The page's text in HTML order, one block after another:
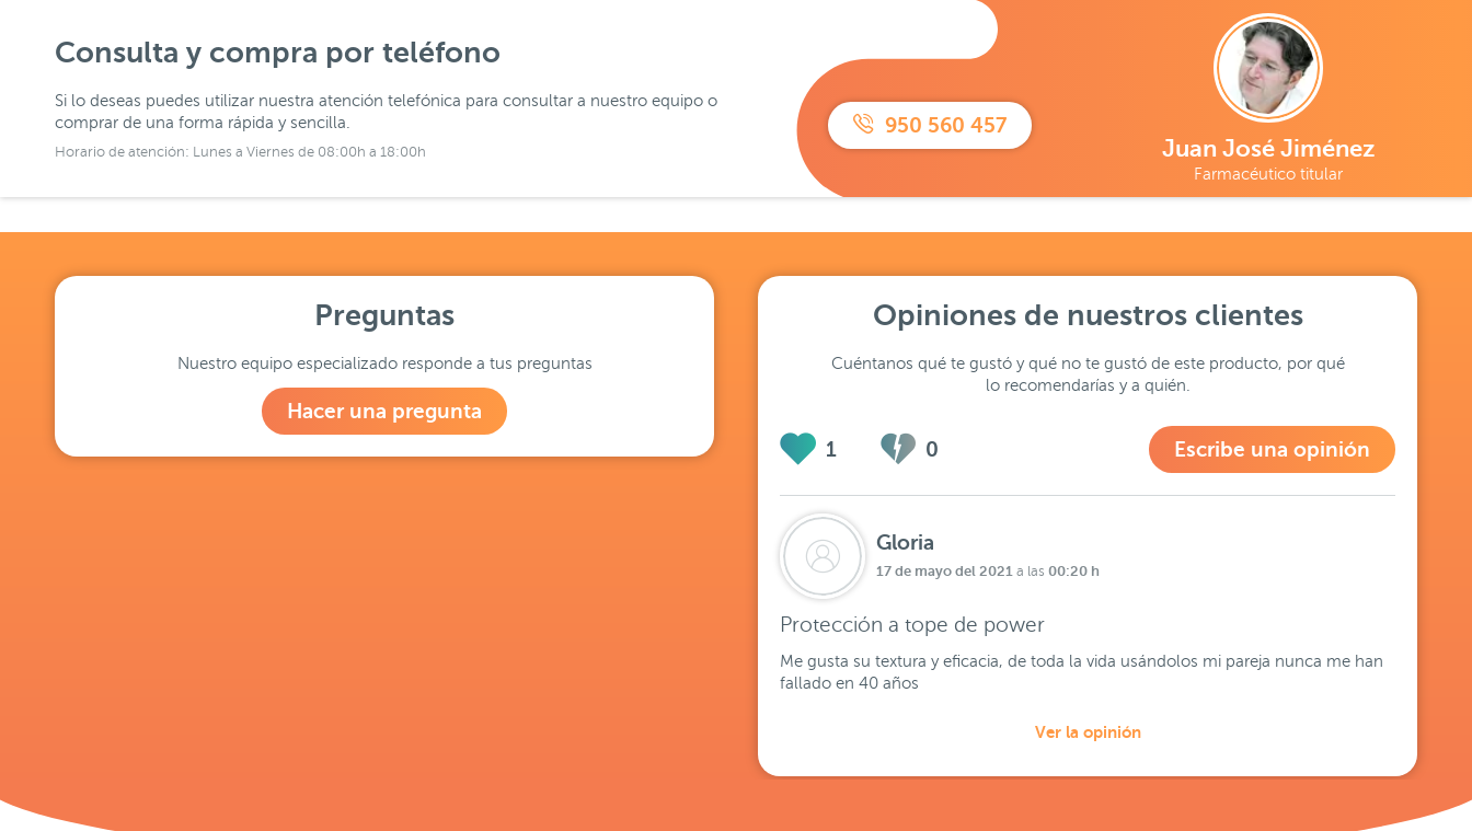
Consulta y compra por teléfono
Si lo deseas puedes utilizar nuestra atención telefónica para consultar a nuestro equipo o
comprar de una forma rápida y sencilla.
Horario de atención: Lunes a Viernes de 08:00h a 18:00h
950 560 457
Juan José Jiménez
Farmacéutico titular
Preguntas
Nuestro equipo especializado responde a tus preguntas
Hacer una pregunta
Opiniones de nuestros clientes
Cuéntanos qué te gustó y qué no te gustó de este producto, por qué
lo recomendarías y a quién.
1 0 Escribe una opinión
Gloria
17 de mayo del 2021 a las 00:20 h
Protección a tope de power
Me gusta su textura y eficacia, de toda la vida usándolos mi pareja nunca me han
fallado en 40 años
Ver la opinión